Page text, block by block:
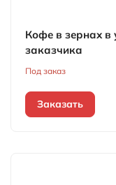
Кофе в зернах в
заказчика
Под заказ
Заказать